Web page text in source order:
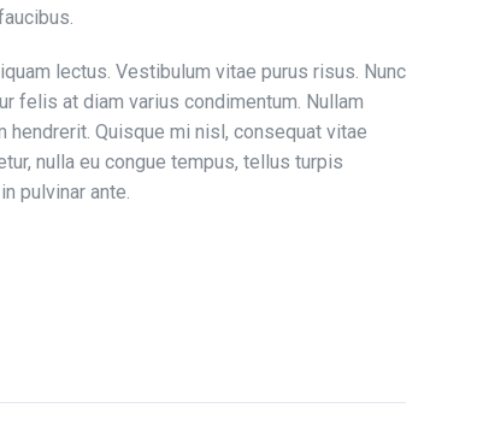
lectus. Vestibulum vitae purus risus. Nunc
felis at diam varius condimentum. Nullam
Quisque mi nisl, consequat vitae
nulla eu congue tempus, tellus turpis
pulvinar ante.